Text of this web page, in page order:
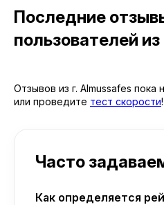
Последние
пользователей
Отзывов из г. Almussafes пока
или проведите тест скорости!
Часто
Как определяется